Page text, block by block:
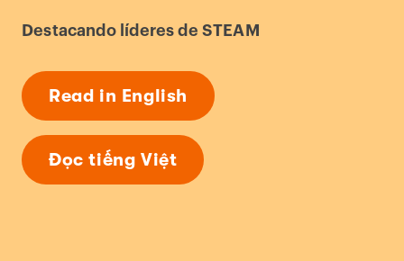
Destacando líderes de STEAM
Read in English
Đọc tiếng Việt